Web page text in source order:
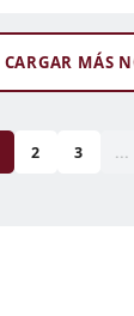
CARGAR MÁS
2 3 ...